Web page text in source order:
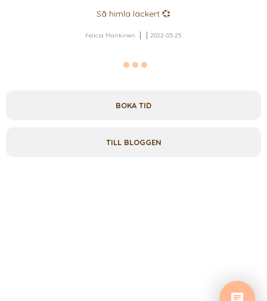
Så himla läckert 💞
Felicia Mankinen 2022-03-25
BOKA TID
TILL BLOGGEN